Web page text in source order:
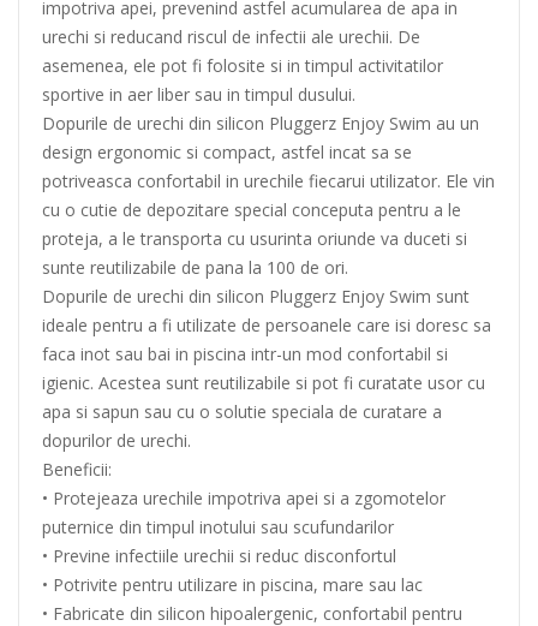
impotriva apei, prevenind astfel acumularea de apa in
urechi si reducand riscul de infectii ale urechii. De
asemenea, ele pot fi folosite si in timpul activitatilor
sportive in aer liber sau in timpul dusului.
Dopurile de urechi din silicon Pluggerz Enjoy Swim au un
design ergonomic si compact, astfel incat sa se
potriveasca confortabil in urechile fiecarui utilizator. Ele vin
cu o cutie de depozitare special conceputa pentru a le
proteja, a le transporta cu usurinta oriunde va duceti si
sunte reutilizabile de pana la 100 de ori.
Dopurile de urechi din silicon Pluggerz Enjoy Swim sunt
ideale pentru a fi utilizate de persoanele care isi doresc sa
faca inot sau bai in piscina intr-un mod confortabil si
igienic. Acestea sunt reutilizabile si pot fi curatate usor cu
apa si sapun sau cu o solutie speciala de curatare a
dopurilor de urechi.
Beneficii:
• Protejeaza urechile impotriva apei si a zgomotelor
puternice din timpul inotului sau scufundarilor
• Previne infectiile urechii si reduc disconfortul
• Potrivite pentru utilizare in piscina, mare sau lac
• Fabricate din silicon hipoalergenic, confortabil pentru